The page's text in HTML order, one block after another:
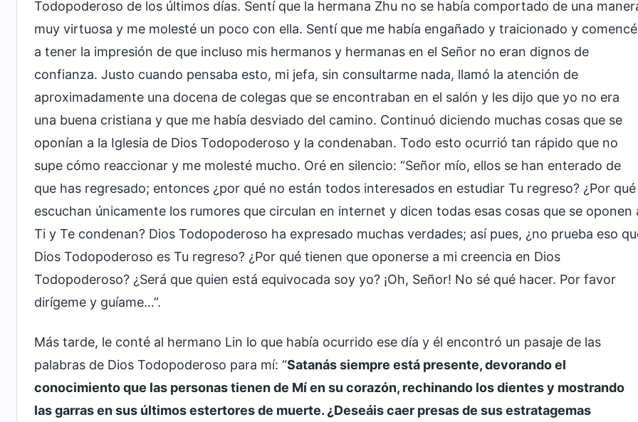
Todopoderoso de los últimos días. Sentí que la hermana Zhu no se había comportado de una
muy virtuosa y me molesté un poco con ella. Sentí que me había engañado y traicionado y comencé
a tener la impresión de que incluso mis hermanos y hermanas en el Señor no eran dignos de
confianza. Justo cuando pensaba esto, mi jefa, sin consultarme nada, llamó la atención de
aproximadamente una docena de colegas que se encontraban en el salón y les dijo que yo no era
una buena cristiana y que me había desviado del camino. Continuó diciendo muchas cosas que se
oponían a la Iglesia de Dios Todopoderoso y la condenaban. Todo esto ocurrió tan rápido que no
supe cómo reaccionar y me molesté mucho. Oré en silencio: “Señor mío, ellos se han enterado de
que has regresado; entonces ¿por qué no están todos interesados en estudiar Tu regreso? ¿Por qué
escuchan únicamente los rumores que circulan en internet y dicen todas esas cosas que se oponen
Ti y Te condenan? Dios Todopoderoso ha expresado muchas verdades; así pues, ¿no prueba eso
Dios Todopoderoso es Tu regreso? ¿Por qué tienen que oponerse a mi creencia en Dios
Todopoderoso? ¿Será que quien está equivocada soy yo? ¡Oh, Señor! No sé qué hacer. Por favor
dirígeme y guíame…”.
Más tarde, le conté al hermano Lin lo que había ocurrido ese día y él encontró un pasaje de las
palabras de Dios Todopoderoso para mí: “Satanás siempre está presente, devorando el
conocimiento que las personas tienen de Mí en su corazón, rechinando los dientes y mostrando
las garras en sus últimos estertores de muerte. ¿Deseáis caer presas de sus estratagemas